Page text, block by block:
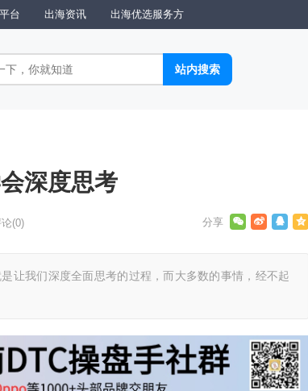
台 出海资讯 出海优选服务方
深度思考
(0)
让我们深度全面思考的过程，而大多数的事情，经不起